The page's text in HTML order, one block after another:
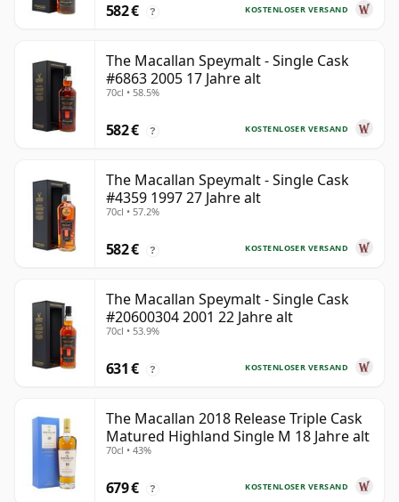
KOSTENLOSER VERSAND
582 € ?
The Macallan Speymalt - Single Cask
#6863 2005 17 Jahre alt
70cl • 58.5%
KOSTENLOSER VERSAND
582 € ?
The Macallan Speymalt - Single Cask
#4359 1997 27 Jahre alt
70cl • 57.2%
KOSTENLOSER VERSAND
582 € ?
The Macallan Speymalt - Single Cask
#20600304 2001 22 Jahre alt
70cl • 53.9%
KOSTENLOSER VERSAND
631 € ?
The Macallan 2018 Release Triple Cask
Matured Highland Single M 18 Jahre alt
70cl • 43%
KOSTENLOSER VERSAND
679 € ?